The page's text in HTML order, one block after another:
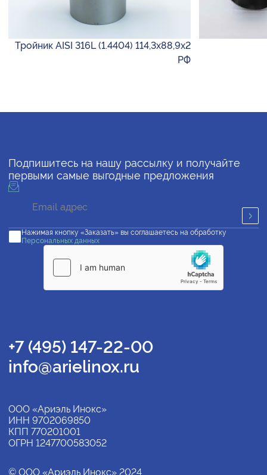
Тройник AISI 316L (1.4404) 114,3х88,9х2
РФ
Подпишитесь на нашу рассылку и получайте
первыми самые выгодные предложения
Нажимая кнопку «Заказать» вы соглашаетесь на обработку
Персональных данных
+7 (495) 147-22-00
info@arielinox.ru
ООО «Ариэль Инокс»
ИНН 9702069850
КПП 770201001
ОГРН 1247700583052
© ООО «Ариэль Инокс» 2024